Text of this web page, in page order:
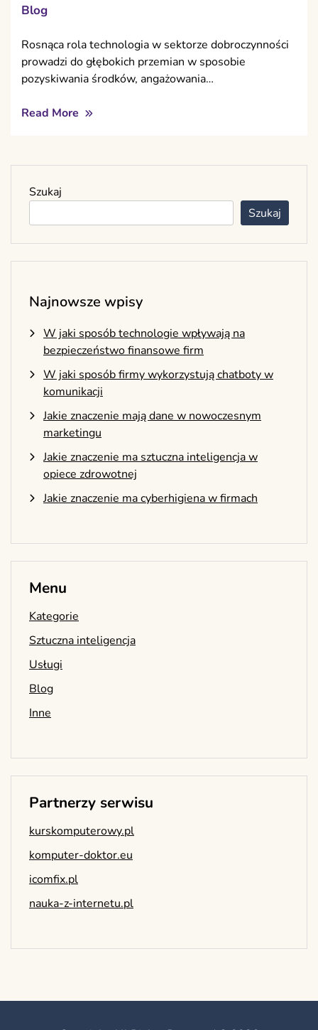
Blog
Rosnąca rola technologia w sektorze dobroczynności
prowadzi do głębokich przemian w sposobie
pozyskiwania środków, angażowania…
Read More
Szukaj
Szukaj
Najnowsze wpisy
W jaki sposób technologie wpływają na
bezpieczeństwo finansowe firm
W jaki sposób firmy wykorzystują chatboty w
komunikacji
Jakie znaczenie mają dane w nowoczesnym
marketingu
Jakie znaczenie ma sztuczna inteligencja w
opiece zdrowotnej
Jakie znaczenie ma cyberhigiena w firmach
Menu
Kategorie
Sztuczna inteligencja
Usługi
Blog
Inne
Partnerzy serwisu
kurskomputerowy.pl
komputer-doktor.eu
icomfix.pl
nauka-z-internetu.pl